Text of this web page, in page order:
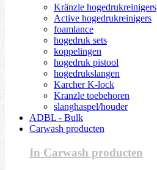
Kränzle hogedrukreinigers
Active hogedrukreinigers
foamlance
hogedruk sets
koppelingen
hogedruk pistool
hogedrukslangen
Karcher K-lock
Kranzle toebehoren
slanghaspel/houder
ADBL - Bulk
Carwash producten
In Carwash producten